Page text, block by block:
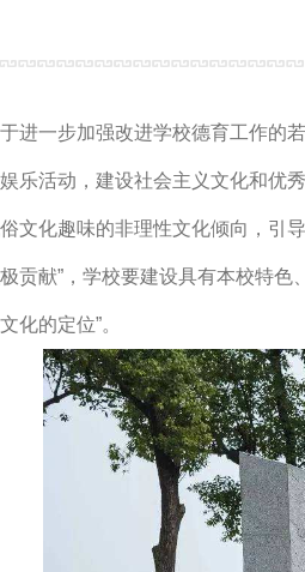
一步加强改进学校德育工作的若
乐活动，建设社会主义文化和优
文化趣味的非理性文化倾向，引
贡献”，学校要建设具有本校特
化的定位”。